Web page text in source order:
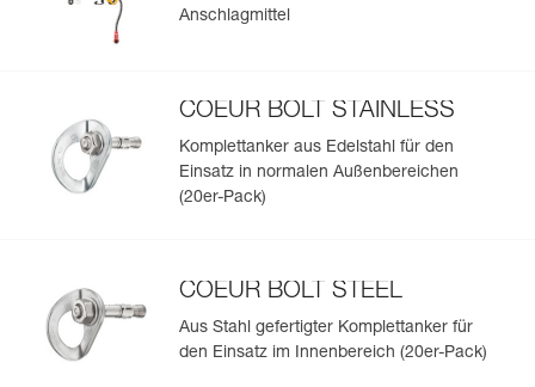
Anschlagmittel
COEUR BOLT STAINLESS
Komplettanker aus Edelstahl für den
Einsatz in normalen Außenbereichen
(20er-Pack)
COEUR BOLT STEEL
Aus Stahl gefertigter Komplettanker für
den Einsatz im Innenbereich (20er-Pack)